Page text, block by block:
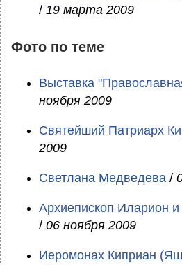
/ 19 марта 2009
Фото по теме
Выставка
ноября 2009
Святейший Патриарх
2009
Светлана Медведева /
Архиепископ Иларион
/ 06 ноября 2009
Иеромонах Киприан